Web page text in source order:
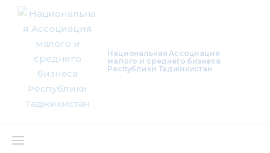
Национальная Ассоциация
малого и среднего бизнеса
Республики Таджикистан